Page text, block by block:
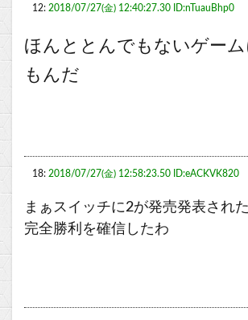
12: 2018/07/27(金) 12:40:27.30 ID:nTuauBhp0
ほんととんでもないゲーム
もんだ
18: 2018/07/27(金) 12:58:23.50 ID:eACKVK820
まぁスイッチに2が発売発表され
完全勝利を確信したわ